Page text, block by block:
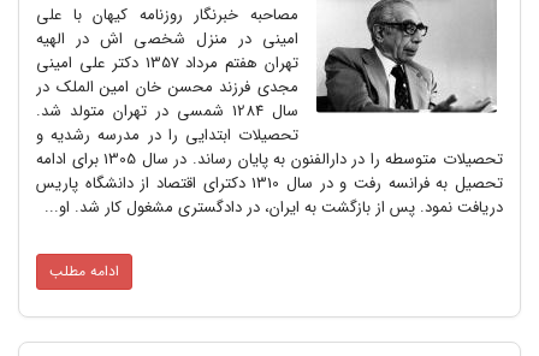
مصاحبه خبرنگار روزنامه کیهان با علی
امینی در منزل شخصی اش در الهیه
تهران هفتم مرداد 1357 دکتر علی امینی
مجدی فرزند محسن خان امین الملک در
سال 1284 شمسی در تهران متولد شد.
تحصیلات ابتدایی را در مدرسه رشدیه و
تحصیلات متوسطه را در دارالفنون به پایان رساند. در سال 1305 برای ادامه
تحصیل به فرانسه رفت و در سال 1310 دکترای اقتصاد از دانشگاه پاریس
دریافت نمود. پس از بازگشت به ایران‌، در دادگستری مشغول کار شد. او...
ادامه مطلب